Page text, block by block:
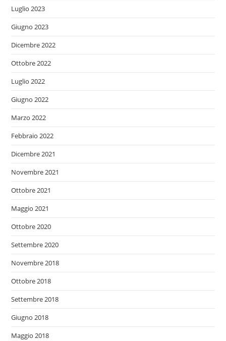
Luglio 2023
Giugno 2023
Dicembre 2022
Ottobre 2022
Luglio 2022
Giugno 2022
Marzo 2022
Febbraio 2022
Dicembre 2021
Novembre 2021
Ottobre 2021
Maggio 2021
Ottobre 2020
Settembre 2020
Novembre 2018
Ottobre 2018
Settembre 2018
Giugno 2018
Maggio 2018